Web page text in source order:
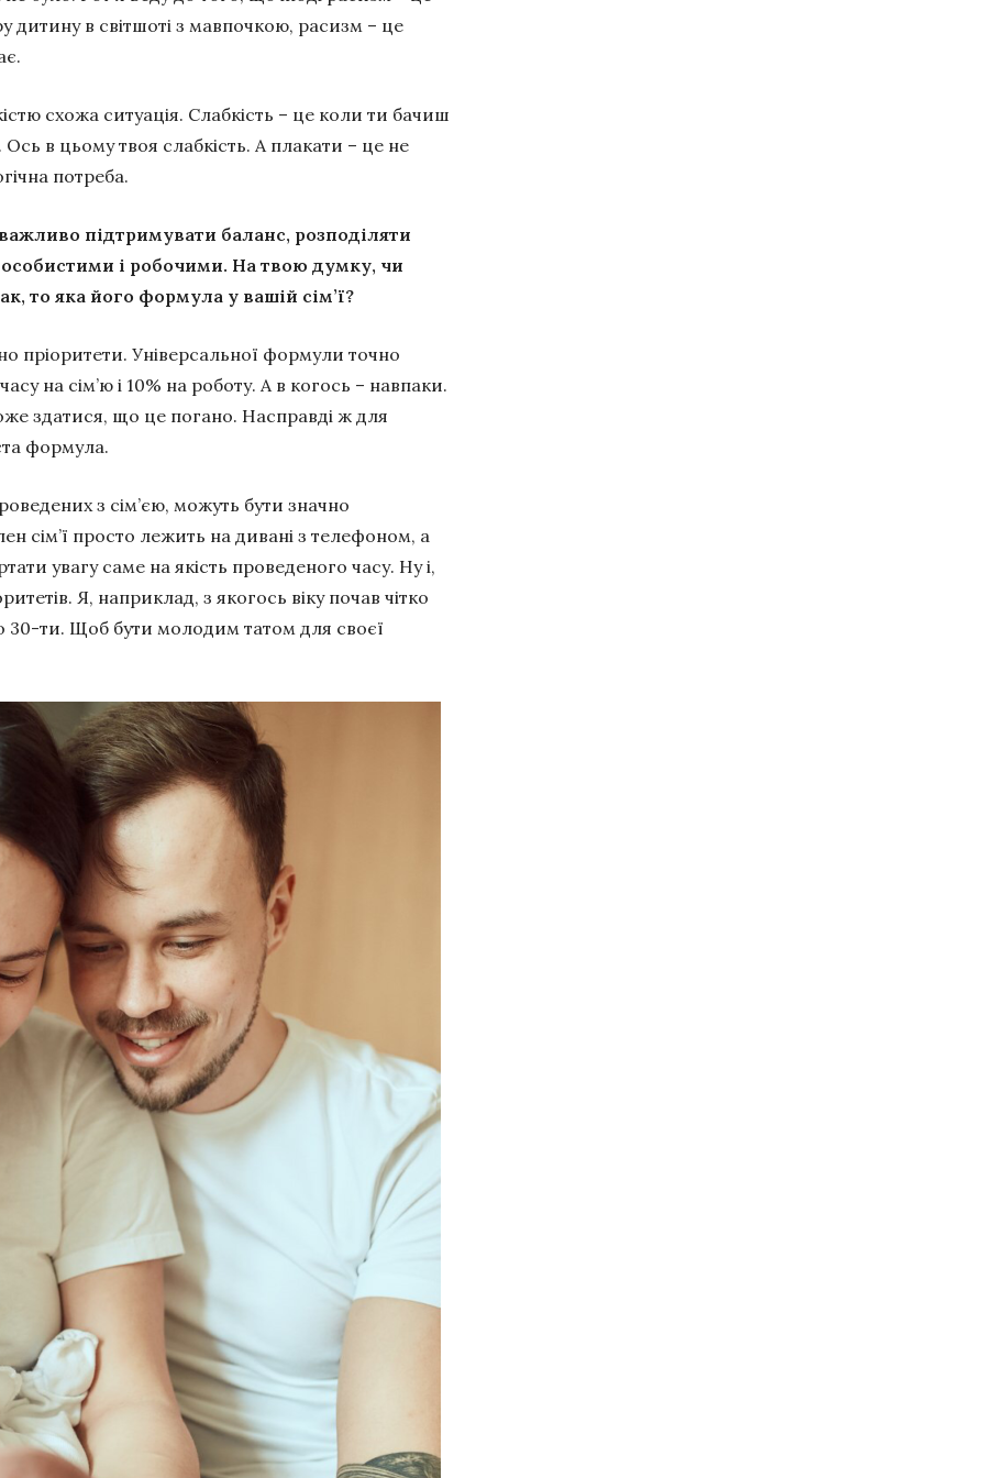
дитину в світшоті з мавпочкою, расизм – це
схожа ситуація. Слабкість – це коли ти бачиш
в цьому твоя слабкість. А плакати – це не
потреба.
підтримувати баланс, розподіляти
і робочими. На твою думку, чи
то яка його формула у вашій сім’ї?
пріоритети. Універсальної формули точно
на сім’ю і 10% на роботу. А в когось – навпаки.
здатися, що це погано. Насправді ж для
формула.
з сім’єю, можуть бути значно
сім’ї просто лежить на дивані з телефоном, а
увагу саме на якість проведеного часу. Ну і,
Я, наприклад, з якогось віку почав чітко
30-ти. Щоб бути молодим татом для своєї